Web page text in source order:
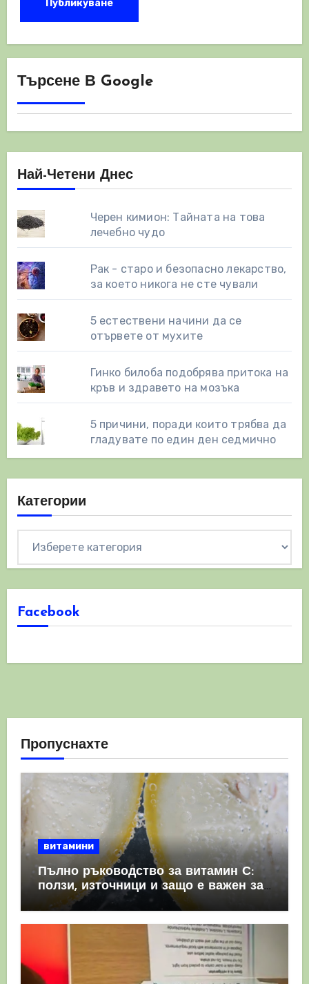
Търсене В Google
Най-Четени Днес
Черен кимион: Тайната на това
лечебно чудо
Рак - старо и безопасно лекарство,
за което никога не сте чували
5 естествени начини да се
отървете от мухите
Гинко билоба подобрява притока на
кръв и здравето на мозъка
5 причини, поради които трябва да
гладувате по един ден седмично
Категории
Facebook
Пропуснахте
витамини
Пълно ръководство за витамин С:
ползи, източници и защо е важен за
имунната система